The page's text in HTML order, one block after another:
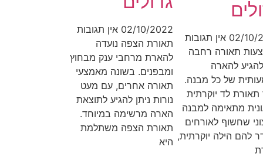
02/10/ אין תגובות
תאורה רחבה
להגיע להארה
של כל מבנה.
תאורת לד יוקרתית
מתאימה למבנה
שחשוף לאורחים
להם הילה יוקרתית,
02/10/2022 אין תגובות
תאורת הצפה נועדה
להארת מרחבי ענק מבחוץ
ומבפנים. בשונה מאמצעי
תאורה אחרים, עם מעט
נורות ניתן להגיע לתוצאת
הארה מרשימה במיוחד.
תאורת הצפה משתלמת
היא